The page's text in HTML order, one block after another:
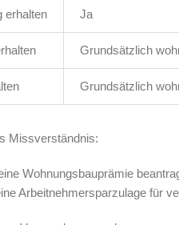
erhalten Ja
Grundsätzlich
Grundsätzlich
Missverständnis:
Wohnungsbauprämie
Arbeitnehmersparzulage für